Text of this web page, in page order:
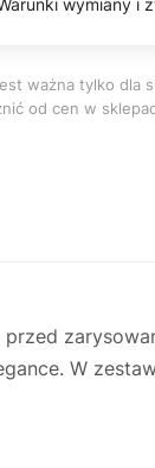
wymiany i
ważna tylko dla
od cen w
W